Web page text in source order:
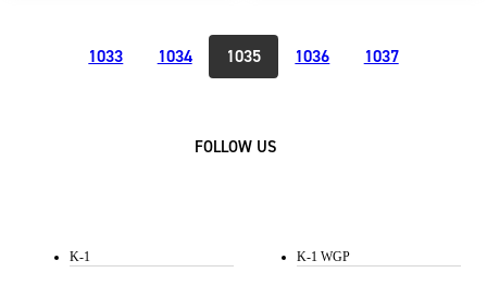
1033 1034 1035 1036 1037
FOLLOW US
K-1 K-1 WGP